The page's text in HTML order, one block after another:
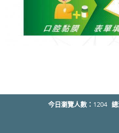
今日瀏覽人數： 1204